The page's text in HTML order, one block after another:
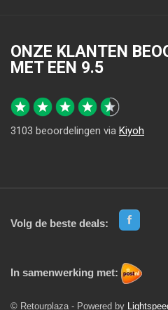
ONZE KLANTEN
MET EEN 9.5
3103 beoordelingen via Kiyoh
Volg de beste deals:
In samenwerking met:
© Retourplaza - Powered by